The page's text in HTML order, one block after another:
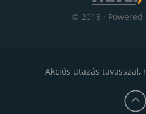
© 2018 · Powered
Akciós utazás tavasszal,